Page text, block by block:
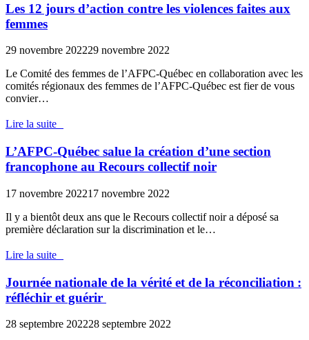
Les 12 jours d’action contre les violences faites aux
femmes
29 novembre 202229 novembre 2022
Le Comité des femmes de l’AFPC-Québec en collaboration avec les
comités régionaux des femmes de l’AFPC-Québec est fier de vous
convier…
Lire la suite
L’AFPC-Québec salue la création d’une section
francophone au Recours collectif noir
17 novembre 202217 novembre 2022
Il y a bientôt deux ans que le Recours collectif noir a déposé sa
première déclaration sur la discrimination et le…
Lire la suite
Journée nationale de la vérité et de la réconciliation :
réfléchir et guérir
28 septembre 202228 septembre 2022